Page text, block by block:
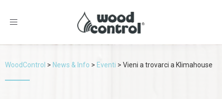
Toggle
WoodControl > News & Info > Eventi > Vieni a trovarci a Klimahouse